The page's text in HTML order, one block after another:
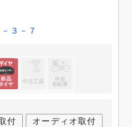
３－７
付 オーディオ取付